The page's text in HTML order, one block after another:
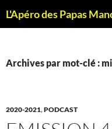
L'Apéro des Papas
Archives par mot-clé :
2020-2021,PODCAST